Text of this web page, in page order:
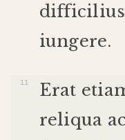
difficilius
iungere.
Erat
reliqua